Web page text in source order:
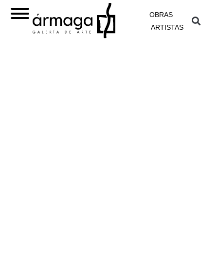
OBRAS
ARTISTAS